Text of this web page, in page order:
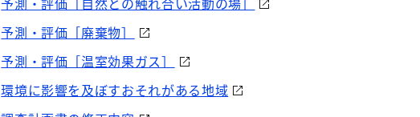
予測・評価［廃棄物］
予測・評価［温室効果ガス］
環境に影響を及ぼすおそれがある地域